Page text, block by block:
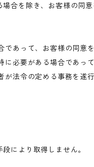
合を除き、お客様の同
であって、お客様の同意
に必要がある場合であっ
が法令の定める事務を
により取得しません。